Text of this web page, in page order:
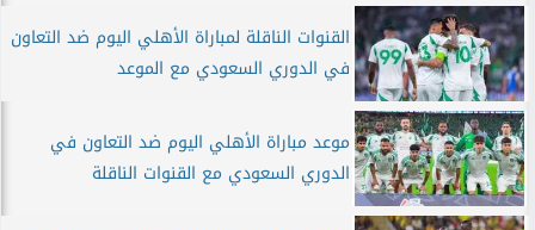
القنوات الناقلة لمباراة الأهلي اليوم ضد التعاون
في الدوري السعودي مع الموعد
موعد مباراة الأهلي اليوم ضد التعاون في
الدوري السعودي مع القنوات الناقلة